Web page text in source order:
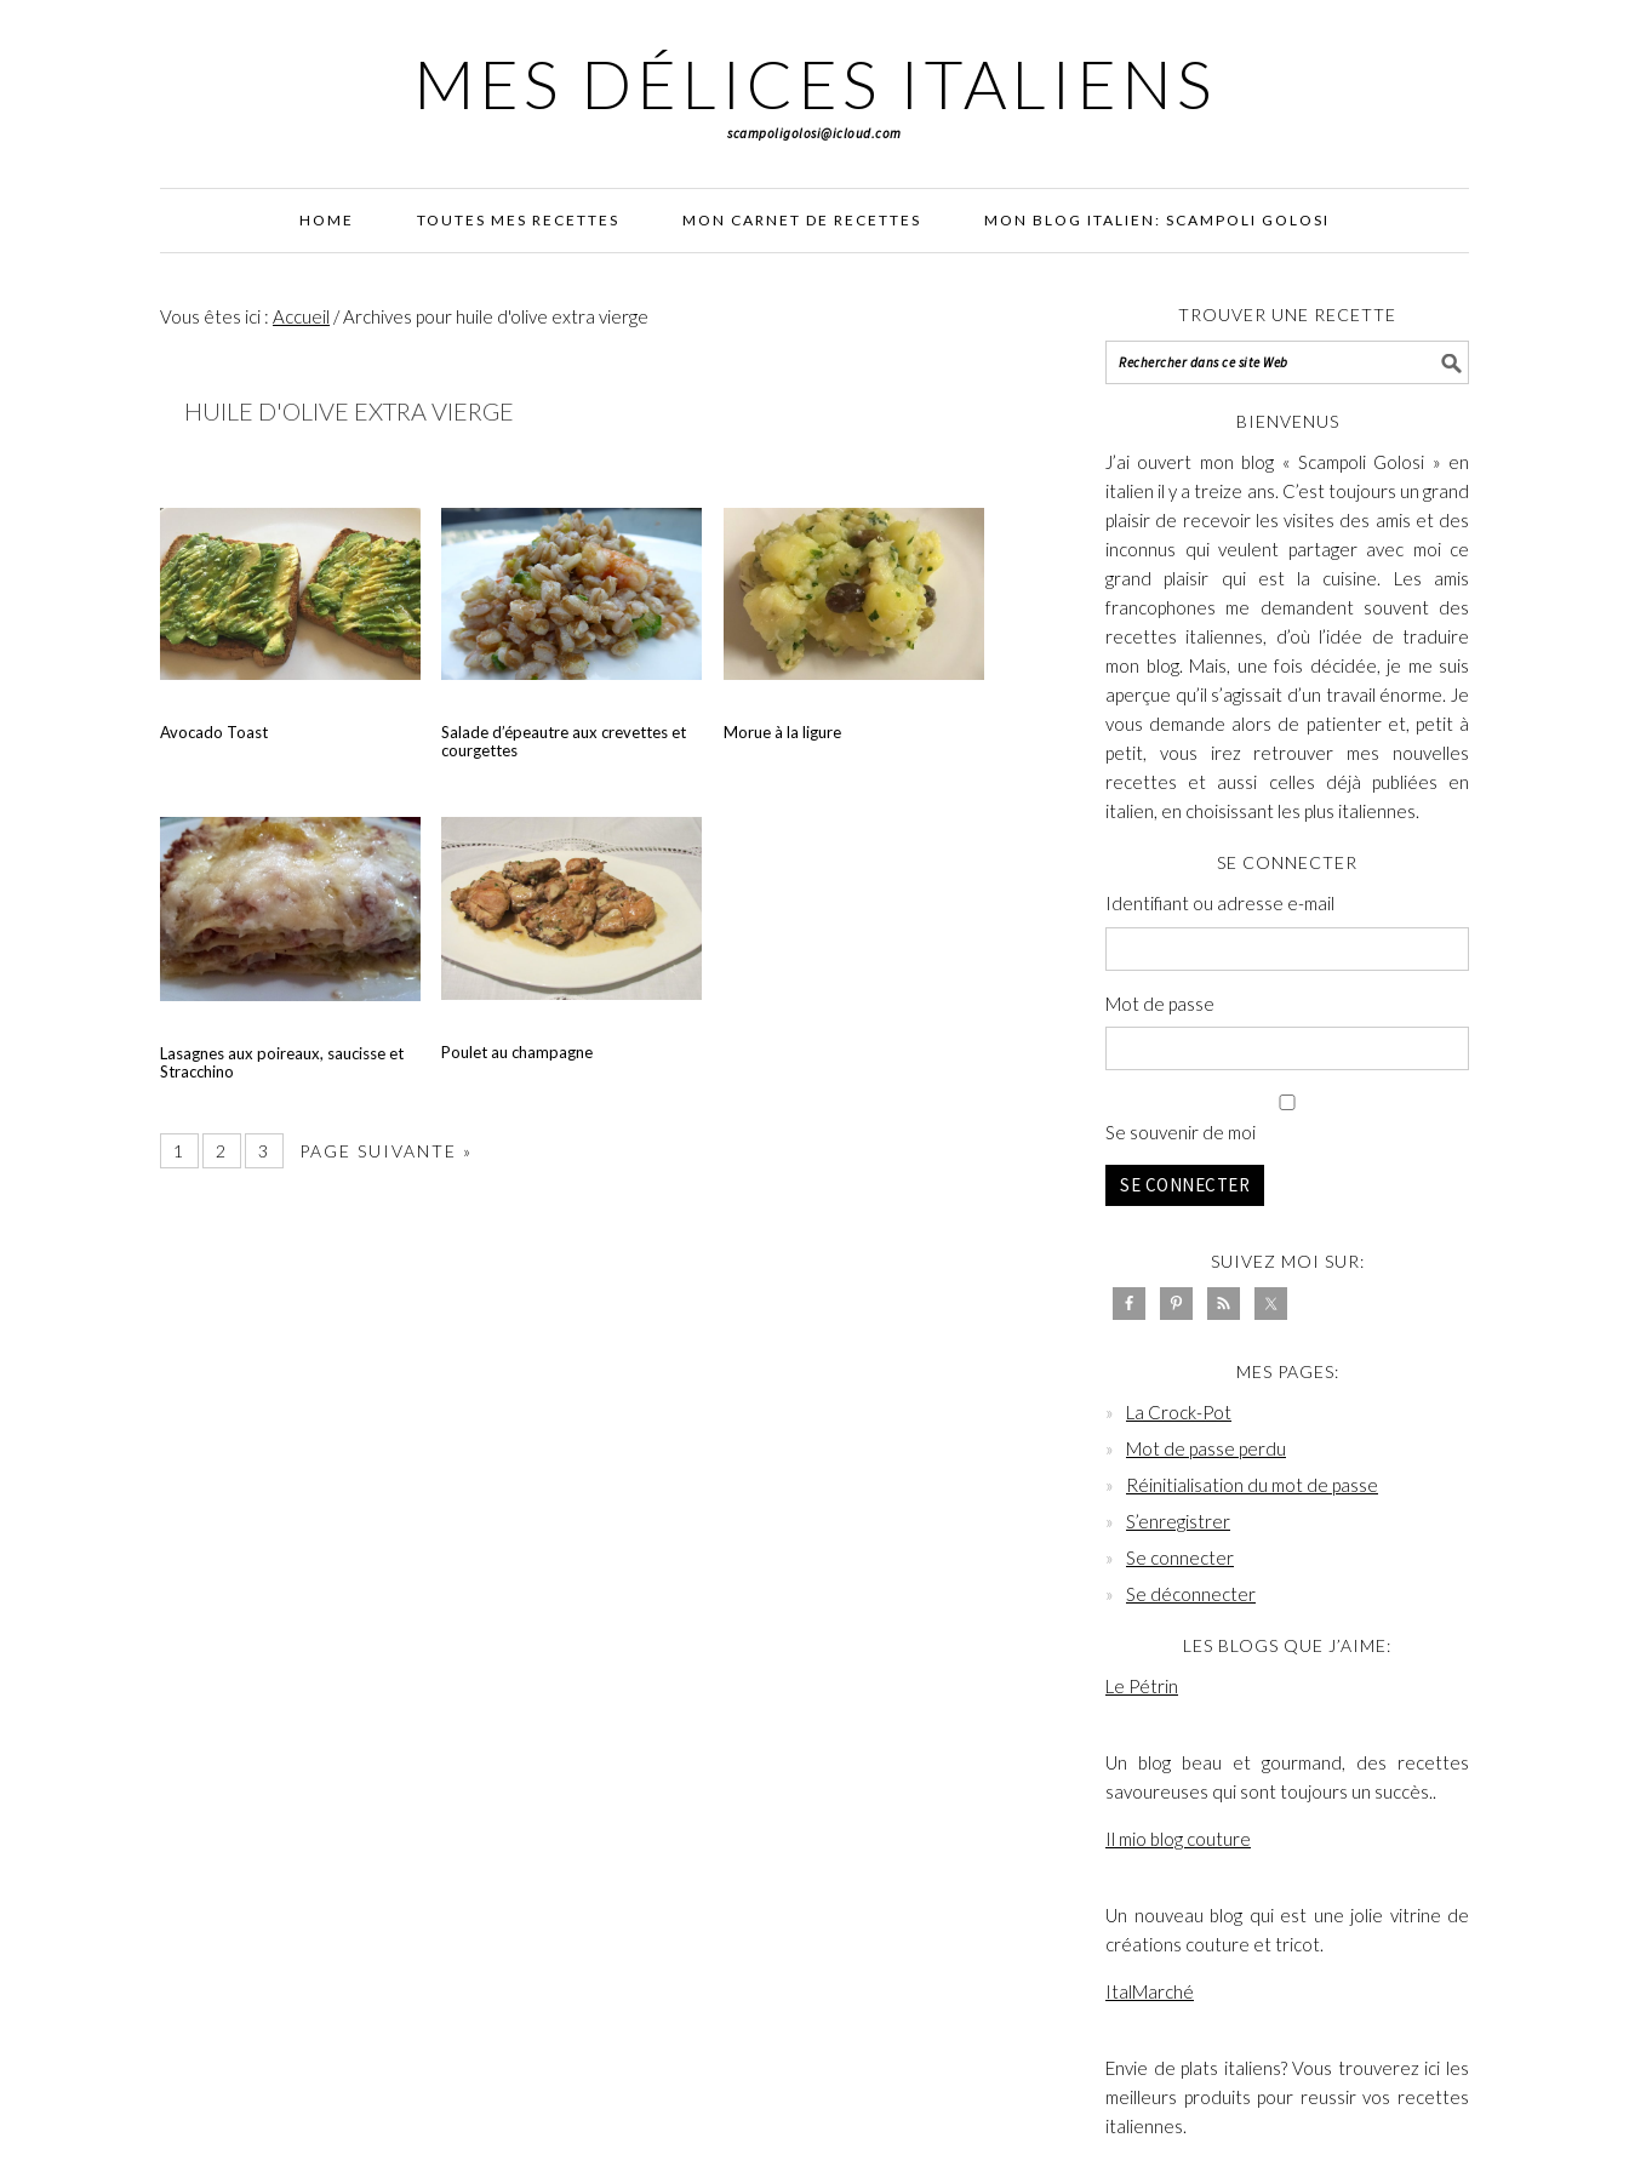
MES DÉLICES ITALIENS
scampoligolosi@icloud.com
HOME TOUTES MES RECETTES MON CARNET DE RECETTES MON BLOG ITALIEN: SCAMPOLI GOLOSI
Vous êtes ici : Accueil /Archives pour huile d'olive extra vierge
HUILE D'OLIVE EXTRA VIERGE
Avocado Toast
Salade d’épeautre aux crevettes et
courgettes
Morue à la ligure
Lasagnes aux poireaux, saucisse et
Stracchino
Poulet au champagne
1 2 3 PAGE SUIVANTE »
TROUVER UNE RECETTE
BIENVENUS
J’ai ouvert mon blog « Scampoli Golosi » en
italien il y a treize ans. C’est toujours un grand
plaisir de recevoir les visites des amis et des
inconnus qui veulent partager avec moi ce
grand plaisir qui est la cuisine. Les amis
francophones me demandent souvent des
recettes italiennes, d’où l’idée de traduire
mon blog. Mais, une fois décidée, je me suis
aperçue qu’il s’agissait d’un travail énorme. Je
vous demande alors de patienter et, petit à
petit, vous irez retrouver mes nouvelles
recettes et aussi celles déjà publiées en
italien, en choisissant les plus italiennes.
SE CONNECTER
Identifiant ou adresse e-mail
Mot de passe
Se souvenir de moi
SE CONNECTER
SUIVEZ MOI SUR:
MES PAGES:
La Crock-Pot
Mot de passe perdu
Réinitialisation du mot de passe
S’enregistrer
Se connecter
Se déconnecter
LES BLOGS QUE J’AIME:
Le Pétrin
Un blog beau et gourmand, des recettes
savoureuses qui sont toujours un succès..
Il mio blog couture
Un nouveau blog qui est une jolie vitrine de
créations couture et tricot.
ItalMarché
Envie de plats italiens? Vous trouverez ici les
meilleurs produits pour reussir vos recettes
italiennes.